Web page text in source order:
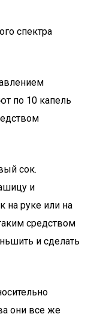
спектра
по 10 капель
сок.
и
на руке или на
средством
и сделать
они все же